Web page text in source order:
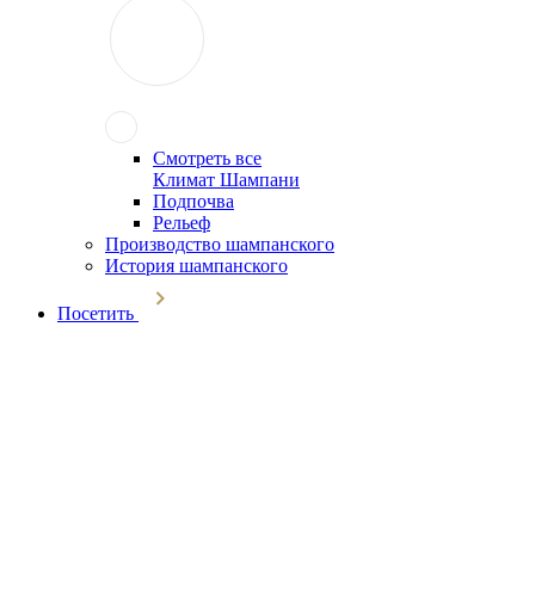
Смотреть все
Климат Шампани
Подпочва
Рельеф
Производство шампанского
История шампанского
Посетить